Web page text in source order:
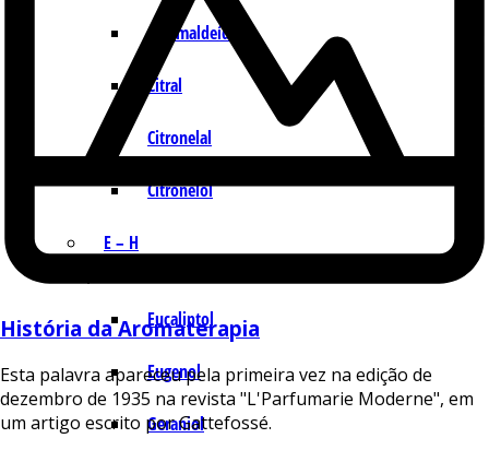
Cinamaldeído
Citral
Citronelal
Citronelol
E – H
Eucaliptol
Eugenol
Geraniol
História da Aromaterapia
Esta palavra apareceu pela primeira vez na edição de
dezembro de 1935 na revista "L'Parfumarie Moderne", em
um artigo escrito por Gattefossé.